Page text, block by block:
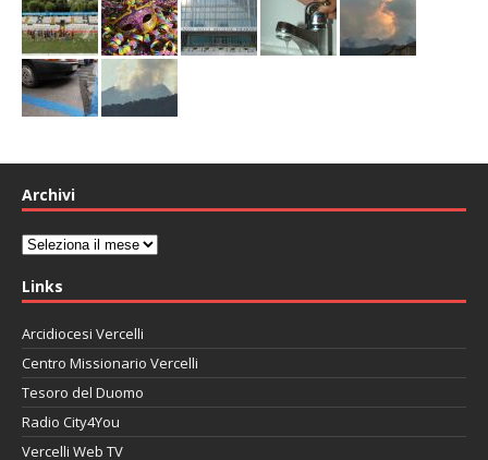
Archivi
Archivi
Links
Arcidiocesi Vercelli
Centro Missionario Vercelli
Tesoro del Duomo
Radio City4You
Vercelli Web TV